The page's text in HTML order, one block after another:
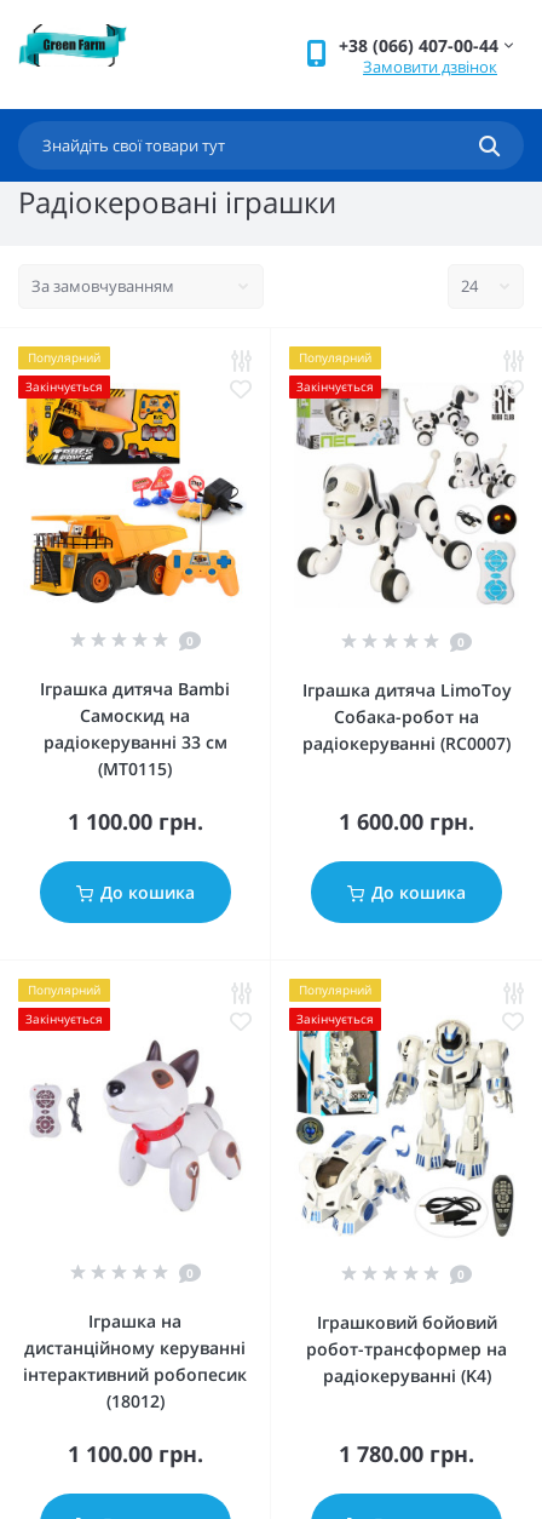
+38 (066) 407-00-44
Замовити дзвінок
Радіокеровані іграшки
Популярний
Закінчується
0
Іграшка дитяча Bambi
Самоскид на
радіокеруванні 33 см
(MT0115)
1 100.00 грн.
До кошика
Популярний
Закінчується
0
Іграшка дитяча LimoToy
Собака-робот на
радіокеруванні (RC0007)
1 600.00 грн.
До кошика
Популярний
Закінчується
0
Іграшка на
дистанційному керуванні
інтерактивний робопесик
(18012)
1 100.00 грн.
Популярний
Закінчується
0
Іграшковий бойовий
робот-трансформер на
радіокеруванні (K4)
1 780.00 грн.